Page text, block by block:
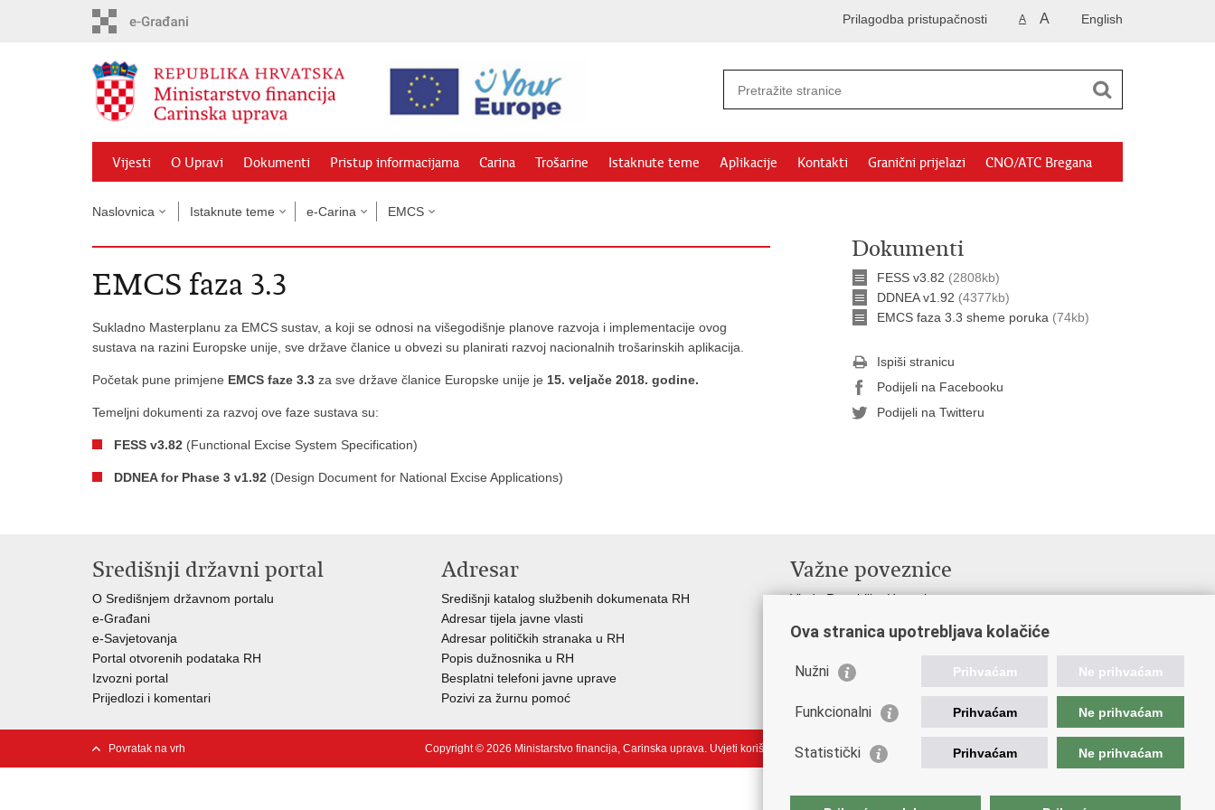
English
A A
Prilagodba pristupačnosti
Vijesti O Upravi Dokumenti Pristup informacijama Carina Trošarine Istaknute teme Aplikacije Kontakti Granični prijelazi CNO/ATC Bregana
Naslovnica Istaknute teme e-Carina EMCS
EMCS faza 3.3
Sukladno Masterplanu za EMCS sustav, a koji se odnosi na višegodišnje planove razvoja i implementacije ovog
sustava na razini Europske unije, sve države članice u obvezi su planirati razvoj nacionalnih trošarinskih aplikacija.
Početak pune primjene EMCS faze 3.3 za sve države članice Europske unije je 15. veljače 2018. godine.
Temeljni dokumenti za razvoj ove faze sustava su:
FESS v3.82 (Functional Excise System Specification)
DDNEA for Phase 3 v1.92 (Design Document for National Excise Applications)
Dokumenti
FESS v3.82 (2808kb)
DDNEA v1.92 (4377kb)
EMCS faza 3.3 sheme poruka (74kb)
Ispiši stranicu
Podijeli na Facebooku
Podijeli na Twitteru
Središnji državni portal
O Središnjem državnom portalu
e-Građani
e-Savjetovanja
Portal otvorenih podataka RH
Izvozni portal
Prijedlozi i komentari
Adresar
Središnji katalog službenih dokumenata RH
Adresar tijela javne vlasti
Adresar političkih stranaka u RH
Popis dužnosnika u RH
Besplatni telefoni javne uprave
Pozivi za žurnu pomoć
Važne poveznice
Vlada Republike Hrvatske
Europska komisija
Taxation and Customs Union
Povratak na vrh Copyright © 2026 Ministarstvo financija, Carinska uprava. Uvjeti korištenja
Ova stranica upotrebljava kolačiće
Nužni Prihvaćam Ne prihvaćam
Funkcionalni Prihvaćam Ne prihvaćam
Statistički Prihvaćam Ne prihvaćam